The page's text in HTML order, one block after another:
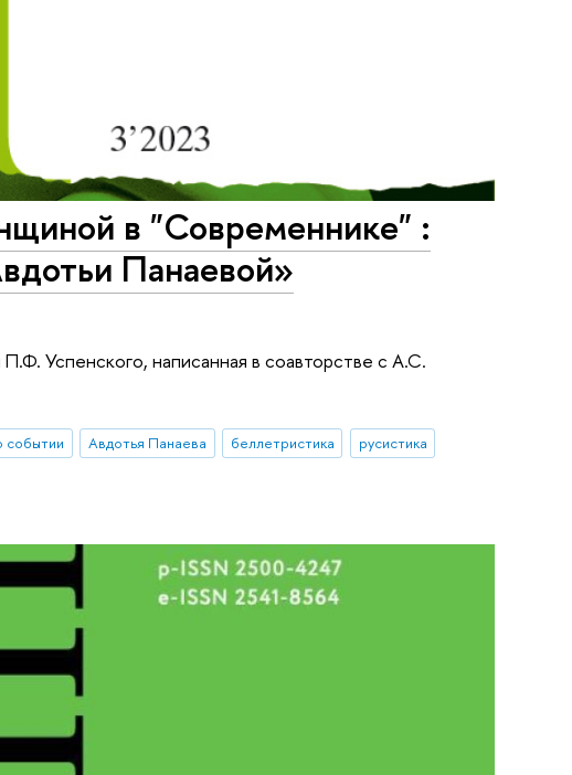
в "Современнике" :
Панаевой»
Успенского, написанная в соавторстве с А.С.
событии Авдотья Панаева беллетристика
русистика